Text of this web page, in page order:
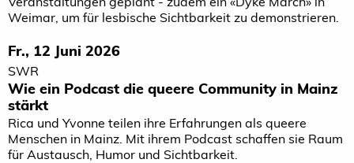
Weimar, um für lesbische Sichtbarkeit zu demonstrieren.
Fr., 12 Juni 2026
SWR
Wie ein Podcast die queere Community in Mainz
stärkt
Rica und Yvonne teilen ihre Erfahrungen als queere
Menschen in Mainz. Mit ihrem Podcast schaffen sie Raum
für Austausch, Humor und Sichtbarkeit.